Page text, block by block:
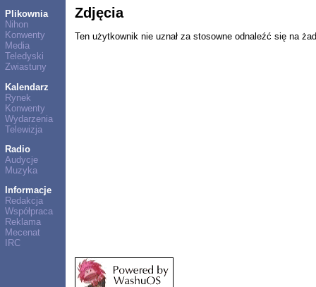
Plikownia
Nihon
Konwenty
Media
Teledyski
Zwiastuny
Kalendarz
Rynek
Konwenty
Wydarzenia
Telewizja
Radio
Audycje
Muzyka
Informacje
Redakcja
Współpraca
Reklama
Mecenat
IRC
Zdjęcia
Ten użytkownik nie uznał za stosowne odnaleźć się na